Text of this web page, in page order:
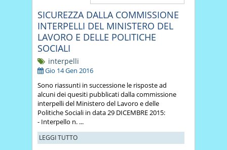
SICUREZZA DALLA COMMISSIONE
INTERPELLI DEL MINISTERO DEL
LAVORO E DELLE POLITICHE
SOCIALI
interpelli
Gio 14 Gen 2016
Sono riassunti in successione le risposte ad
alcuni dei quesiti pubblicati dalla commissione
interpelli del Ministero del Lavoro e delle
Politiche Sociali in data 29 DICEMBRE 2015:
- Interpello n. ...
LEGGI TUTTO